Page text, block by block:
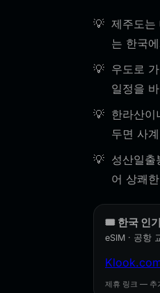
제주도는
는 한국
우도로
일정을
한라산
두면 사
성산일출
어 상쾌
🎟️ 한국 인
eSIM · 공항
제휴 링크 — 추